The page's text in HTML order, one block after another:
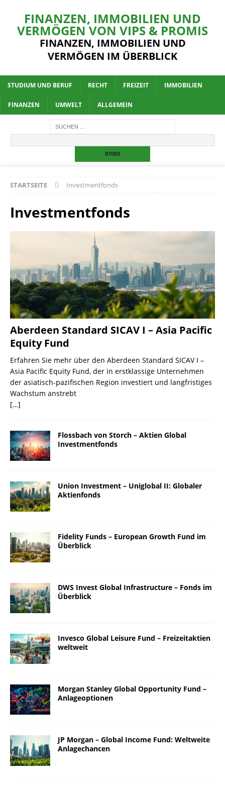
FINANZEN, IMMOBILIEN UND
VERMÖGEN VON VIPS & PROMIS
FINANZEN, IMMOBILIEN UND
VERMÖGEN IM ÜBERBLICK
STUDIUM UND BERUF RECHT FREIZEIT IMMOBILIEN
FINANZEN UMWELT ALLGEMEIN
STARTSEITE Investmentfonds
Investmentfonds
Aberdeen Standard SICAV I – Asia Pacific
Equity Fund
Erfahren Sie mehr über den Aberdeen Standard SICAV I –
Asia Pacific Equity Fund, der in erstklassige Unternehmen
der asiatisch-pazifischen Region investiert und langfristiges
Wachstum anstrebt
[…]
Flossbach von Storch – Aktien Global
Investmentfonds
Union Investment – Uniglobal II: Globaler
Aktienfonds
Fidelity Funds – European Growth Fund im
Überblick
DWS Invest Global Infrastructure – Fonds im
Überblick
Invesco Global Leisure Fund – Freizeitaktien
weltweit
Morgan Stanley Global Opportunity Fund –
Anlageoptionen
JP Morgan – Global Income Fund: Weltweite
Anlagechancen